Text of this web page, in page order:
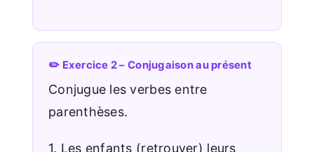
✏️ Exercice 2 – Conjugaison au présent
Conjugue les verbes entre
parenthèses.
1. Les enfants (retrouver) leurs